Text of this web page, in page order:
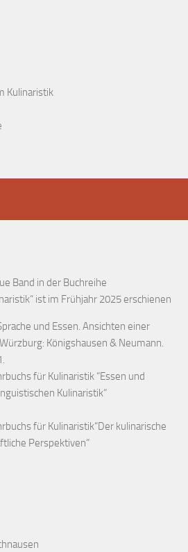
Kulinaristik
Band in der Buchreihe
ist im Frühjahr 2025 erschienen
für Kulinaristik “Essen und
Kulinaristik“
für Kulinaristik“Der kulinarische
Perspektiven“